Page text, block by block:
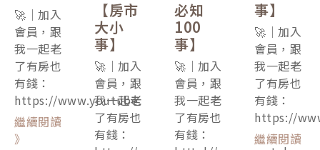
🚀｜加入
會員，跟
我一起老
了有房也
有錢：
https://www.youtube.
繼續閱讀
》
【房市
大小
事】
🚀｜加入
會員，跟
我一起老
了有房也
有錢：
必知
100
事】
🚀｜加入
會員，跟
我一起老
了有房也
有錢：
事】
🚀｜加入
會員，跟
我一起老
了有房也
有錢：
https://
繼續閱讀